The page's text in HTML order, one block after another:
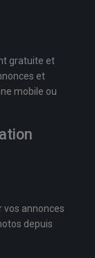
gratuite et
et
mobile ou
vos annonces
depuis